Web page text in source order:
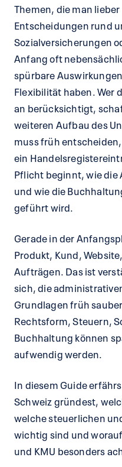
Themen, die man
Entscheidungen rund
Sozialversicherungen
Anfang oft
spürbare
Flexibilität haben. Wer
an berücksichtigt,
weiteren Aufbau des
muss früh
ein
Pflicht beginnt, wie
und wie die
geführt wird.
Gerade in der
Produkt, Kund,
Aufträgen. Das ist
sich, die
Grundlagen früh
Rechtsform, Steuern,
Buchhaltung können
aufwendig werden.
In diesem Guide
Schweiz gründest,
welche steuerlichen
wichtig sind und
und KMU besonders